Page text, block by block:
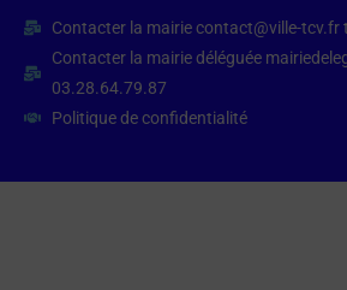
Contacter la mairie contact@ville-tcv.fr
Contacter la mairie déléguée
03.28.64.79.87
Politique de confidentialité